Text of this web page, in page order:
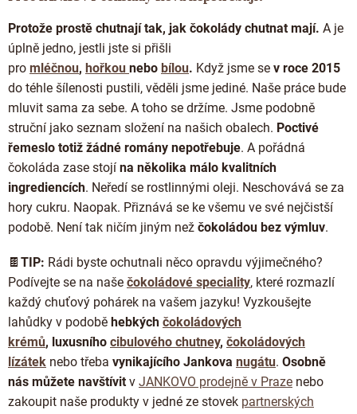
Protože prostě chutnají tak, jak čokolády chutnat mají. A je
úplně jedno, jestli jste si přišli
pro mléčnou, hořkou nebo bílou. Když jsme se v roce 2015
do téhle šílenosti pustili, věděli jsme jediné. Naše práce bude
mluvit sama za sebe. A toho se držíme. Jsme podobně
struční jako seznam složení na našich obalech. Poctivé
řemeslo totiž žádné romány nepotřebuje. A pořádná
čokoláda zase stojí na několika málo kvalitních
ingrediencích. Neředí se rostlinnými oleji. Neschovává se za
hory cukru. Naopak. Přiznává se ke všemu ve své nejčistší
podobě. Není tak ničím jiným než čokoládou bez výmluv.
🍫 TIP: Rádi byste ochutnali něco opravdu výjimečného?
Podívejte se na naše čokoládové speciality, které rozmazlí
každý chuťový pohárek na vašem jazyku! Vyzkoušejte
lahůdky v podobě hebkých čokoládových
krémů, luxusního cibulového chutney, čokoládových
lízátek nebo třeba vynikajícího Jankova nugátu. Osobně
nás můžete navštívit v JANKOVO prodejně v Praze nebo
zakoupit naše produkty v jedné ze stovek partnerských